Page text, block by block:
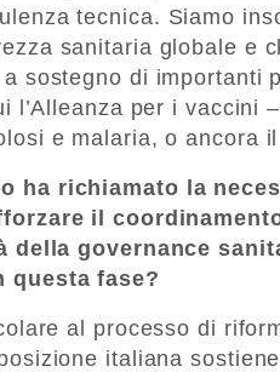
tecnica. Siamo
sanitaria globale e
sostegno di importanti
l’Alleanza per i vaccini
e malaria, o ancora
ha richiamato la
il
governance
questa fase?
al processo di
italiana